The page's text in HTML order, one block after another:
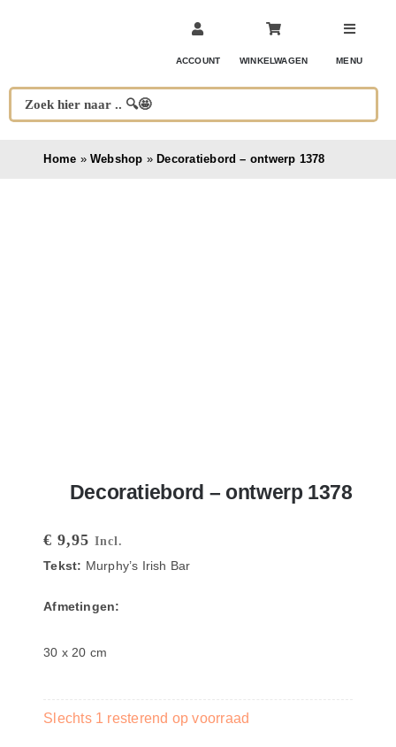
ACCOUNT WINKELWAGEN MENU
Home » Webshop » Decoratiebord – ontwerp 1378
Decoratiebord – ontwerp 1378
€ 9,95 Incl.
Tekst: Murphy’s Irish Bar
Afmetingen:
30 x 20 cm
Slechts 1 resterend op voorraad